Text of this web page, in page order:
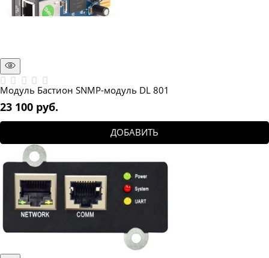
Модуль Бастион SNMP-модуль DL 801
23 100 руб.
ДОБАВИТЬ